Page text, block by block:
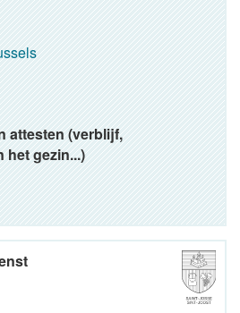
attesten (verblijf,
het gezin...)